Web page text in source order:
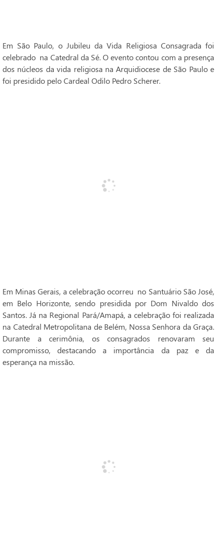
Em São Paulo, o Jubileu da Vida Religiosa Consagrada foi
celebrado na Catedral da Sé. O evento contou com a presença
dos núcleos da vida religiosa na Arquidiocese de São Paulo e
foi presidido pelo Cardeal Odilo Pedro Scherer.
Em Minas Gerais, a celebração ocorreu no Santuário São José,
em Belo Horizonte, sendo presidida por Dom Nivaldo dos
Santos. Já na Regional Pará/Amapá, a celebração foi realizada
na Catedral Metropolitana de Belém, Nossa Senhora da Graça.
Durante a cerimônia, os consagrados renovaram seu
compromisso, destacando a importância da paz e da
esperança na missão.